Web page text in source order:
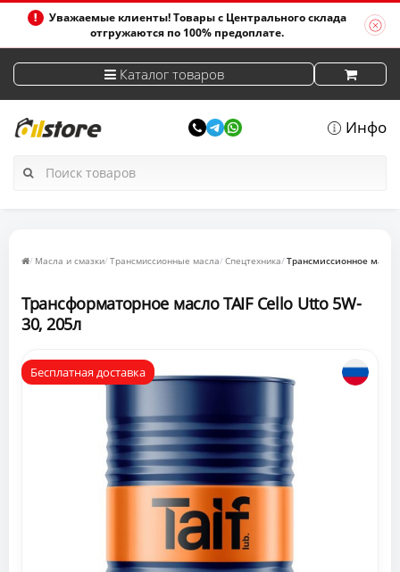
Уважаемые клиенты! Товары с Центрального склада
отгружаются по 100% предоплате.
Каталог товаров
Инфо
Масла и смазки Трансмиссионные масла Спецтехника Трансмиссионное
Трансформаторное масло TAIF Cello Utto 5W-
30, 205л
Бесплатная доставка